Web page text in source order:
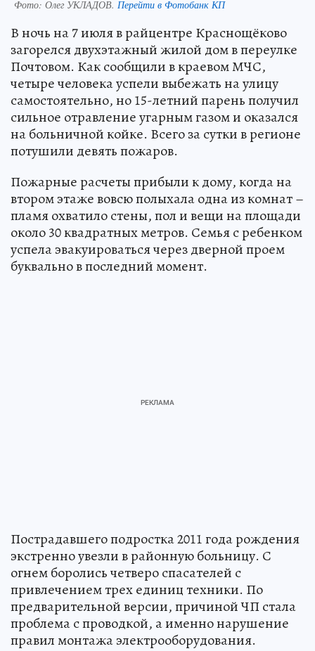
Фото: Олег УКЛАДОВ. Перейти в Фотобанк КП
В ночь на 7 июля в райцентре Краснощёково
загорелся двухэтажный жилой дом в переулке
Почтовом. Как сообщили в краевом МЧС,
четыре человека успели выбежать на улицу
самостоятельно, но 15-летний парень получил
сильное отравление угарным газом и оказался
на больничной койке. Всего за сутки в регионе
потушили девять пожаров.
Пожарные расчеты прибыли к дому, когда на
втором этаже вовсю полыхала одна из комнат –
пламя охватило стены, пол и вещи на площади
около 30 квадратных метров. Семья с ребенком
успела эвакуироваться через дверной проем
буквально в последний момент.
Пострадавшего подростка 2011 года рождения
экстренно увезли в районную больницу. С
огнем боролись четверо спасателей с
привлечением трех единиц техники. По
предварительной версии, причиной ЧП стала
проблема с проводкой, а именно нарушение
правил монтажа электрооборудования.